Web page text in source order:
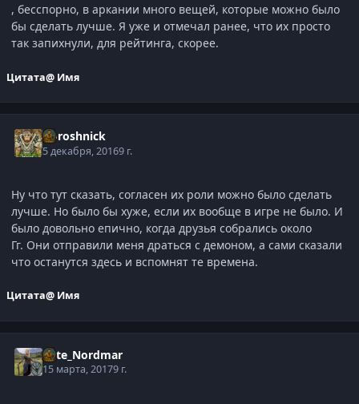
, бесспорно, в аркании много вещей, которые можно было
бы сделать лучше. Я уже и отмечал ранее, что их просто
так запихнули, для рейтинга, скорее.
Цитата@ Имя
Doroshnick
5 декабря, 20169 г.
Ну что тут сказать, согласен их роли можно было сделать
лучше. Но было бы хуже, если их вообще в игре не было. И
было довольно епично, когда друзья собрались около
Гг. Они отправили меня драться с демоном, а сами сказали
что останутся здесь и вспомнят те времена.
Цитата@ Имя
Kate_Nordmar
15 марта, 20179 г.